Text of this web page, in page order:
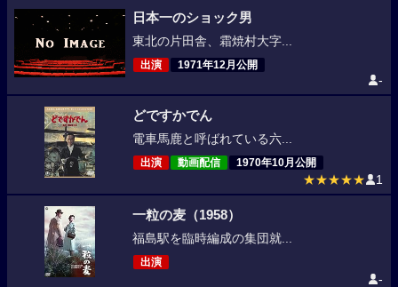
日本一のショック男
東北の片田舎、霜焼村大字...
出演 1971年12月公開
-
どですかでん
電車馬鹿と呼ばれている六...
出演 動画配信 1970年10月公開
★★★★★ 1
一粒の麦（1958）
福島駅を臨時編成の集団就...
出演
-